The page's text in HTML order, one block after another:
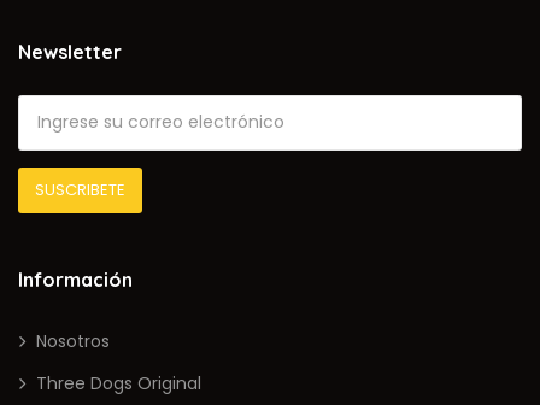
Newsletter
Información
Nosotros
Three Dogs Original